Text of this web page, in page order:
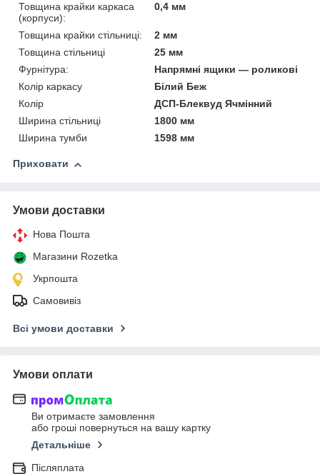
Товщина крайки каркаса
(корпуси):
0,4 мм
Товщина крайки стільниці:
2 мм
Товщина стільниці
25 мм
Фурнітура:
Напрямні ящики — роликові
Колір каркасу
Білий Беж
Колір
ДСП-Блеквуд Ячмінний
Ширина стільниці
1800 мм
Ширина тумби
1598 мм
Приховати
Умови доставки
Нова Пошта
Магазини Rozetka
Укрпошта
Самовивіз
Всі умови доставки
Умови оплати
Ви отримаєте замовлення
або гроші повернуться на вашу картку
Детальніше
Післяплата